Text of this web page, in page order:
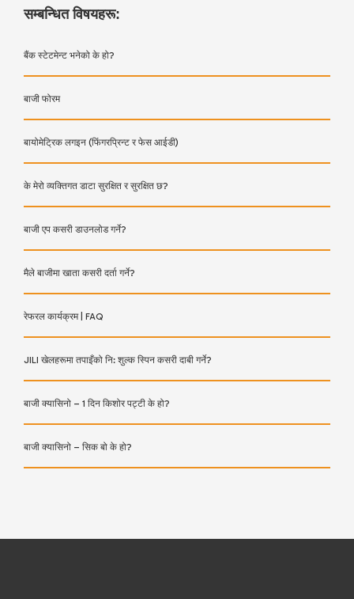
सम्बन्धित विषयहरू:
बैंक स्टेटमेन्ट भनेको के हो?
बाजी फोरम
बायोमेट्रिक लगइन (फिंगरप्रिन्ट र फेस आईडी)
के मेरो व्यक्तिगत डाटा सुरक्षित र सुरक्षित छ?
बाजी एप कसरी डाउनलोड गर्ने?
मैले बाजीमा खाता कसरी दर्ता गर्ने?
रेफरल कार्यक्रम | FAQ
JILI खेलहरूमा तपाइँको नि: शुल्क स्पिन कसरी दाबी गर्ने?
बाजी क्यासिनो – 1 दिन किशोर पट्टी के हो?
बाजी क्यासिनो – सिक बो के हो?